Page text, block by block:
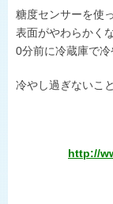
糖度センサーを使
表面がやわらかく
0分前に冷蔵庫で冷
冷やし過ぎないこ
http://